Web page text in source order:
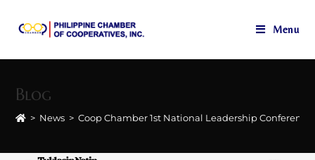
content
Menu
Blog
> News > Coop Chamber 1st National Leadership